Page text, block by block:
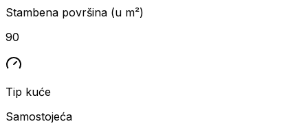
Stambena površina (u m²)
90
Tip kuće
Samostojeća